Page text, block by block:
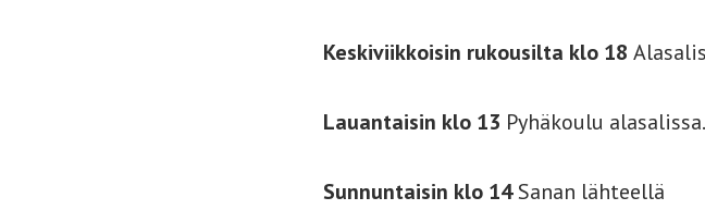
Keskiviikkoisin rukousilta klo 18
Lauantaisin klo 13 Pyhäkoulu alasalissa.
Sunnuntaisin klo 14Sanan lähteellä